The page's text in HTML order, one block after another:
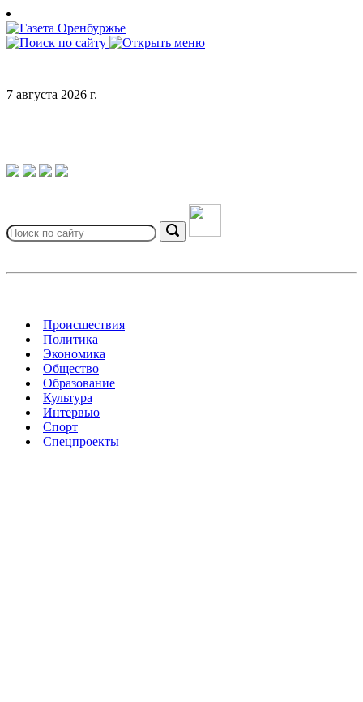
Skip
to
content
7 августа 2026 г.
for:
Search
Происшествия
Политика
Экономика
Общество
Образование
Культура
Интервью
Спорт
Спецпроекты